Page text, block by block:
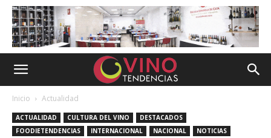
Inicio Actualidad
ACTUALIDAD CULTURA DEL VINO
DESTACADOS
FOODIETENDENCIAS
INTERNACIONAL NACIONAL NOTICIAS